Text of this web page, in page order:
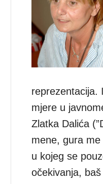
reprezentacija.
mjere u
Zlatka Dalića
mene, gura me
u kojeg se
očekivanja,